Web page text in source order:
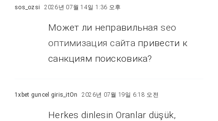
sos_ozsi 2026년 07월 14일 1:36 오후
Может ли неправильная seo
оптимизация сайтапривести к
санкциям поисковика?
1xbet guncel giris_itOn 2026년 07월 19일 6:18 오전
Herkes dinlesin Oranlar düşük,